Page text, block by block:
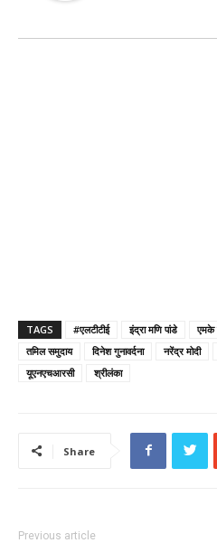
TAGS #एलटीटीई इंद्रा मणि पांडे एमके
तमिल समुदाय
दिनेश गुनावर्दना नरेंद्र मोदी
यूएनएचआरसी
श्रीलंका
Share
Previous article